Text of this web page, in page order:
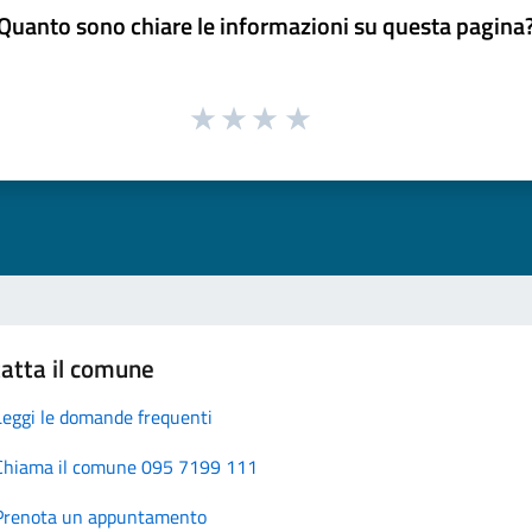
sono chiare le informazioni su questa
il comune
le domande frequenti
il comune 095 7199 111
un appuntamento